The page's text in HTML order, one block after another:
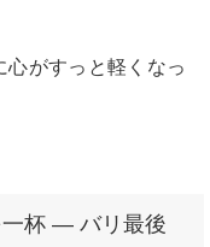
心がすっと軽くなっ
一杯 ― バリ最後